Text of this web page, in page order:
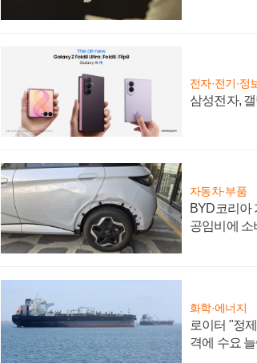
전자·전기·정
삼성전자,
자동차·부품
BYD코리아
공임비에 소
화학·에너지
로이터 "정
격에 수요 늘